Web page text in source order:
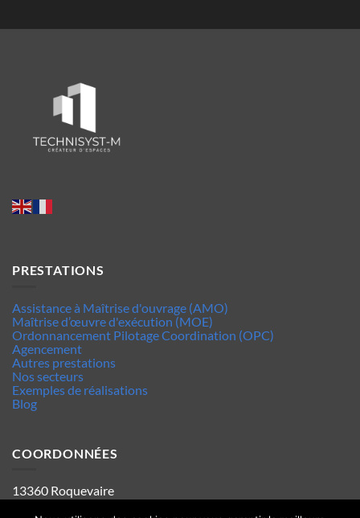
PRESTATIONS
Assistance à Maîtrise d'ouvrage (AMO)
Maîtrise d’œuvre d'exécution (MOE)
Ordonnancement Pilotage Coordination (OPC)
Agencement
Autres prestations
Nos secteurs
Exemples de réalisations
Blog
COORDONNÉES
13360 Roquevaire
Tel : 06.63.70.62.44